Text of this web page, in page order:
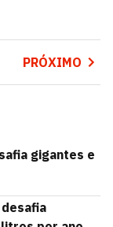
PRÓXIMO
gigantes e